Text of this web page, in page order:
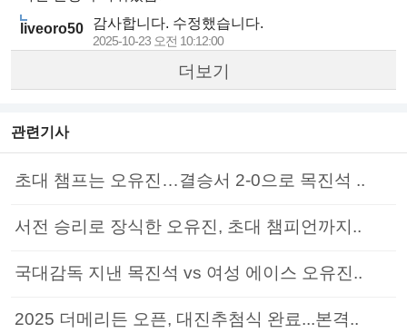
liveoro50 감사합니다. 수정했습니다.
2025-10-23 오전 10:12:00
더보기
관련기사
초대 챔프는 오유진…결승서 2-0으로 목진석 ..
서전 승리로 장식한 오유진, 초대 챔피언까지..
국대감독 지낸 목진석 vs 여성 에이스 오유진..
2025 더메리든 오픈, 대진추첨식 완료...본격..